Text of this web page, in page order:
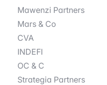
Mawenzi Partners
Mars & Co
CVA
INDEFI
OC & C
Strategia Partners